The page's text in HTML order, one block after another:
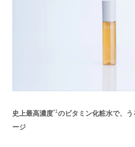
史上最高濃度*1のビタミン化粧水で、
ージ